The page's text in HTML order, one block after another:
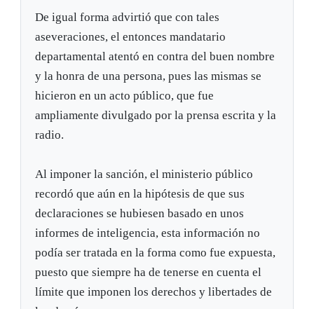
De igual forma advirtió que con tales
aseveraciones, el entonces mandatario
departamental atentó en contra del buen nombre
y la honra de una persona, pues las mismas se
hicieron en un acto público, que fue
ampliamente divulgado por la prensa escrita y la
radio.
Al imponer la sanción, el ministerio público
recordó que aún en la hipótesis de que sus
declaraciones se hubiesen basado en unos
informes de inteligencia, esta información no
podía ser tratada en la forma como fue expuesta,
puesto que siempre ha de tenerse en cuenta el
límite que imponen los derechos y libertades de